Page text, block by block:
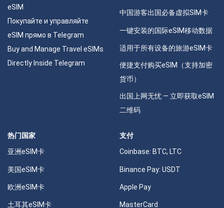
eSIM
Покупайте и управляйте
eSIM прямо в Telegram
Buy and Manage Travel eSIMs
Directly Inside Telegram
中国游客出国必备虚拟SIM卡
一键安装的国际eSIM移动数据
适用于所有设备的旅游eSIM卡
便捷支付购买eSIM（支持加密
货币）
出国上网无忧 — 立即获取eSIM
二维码
热门国家
亚洲eSIM卡
美国eSIM卡
欧洲eSIM卡
土耳其eSIM卡
支付
Coinbase: BTC, LTC
Binance Pay: USDT
Apple Pay
MasterCard